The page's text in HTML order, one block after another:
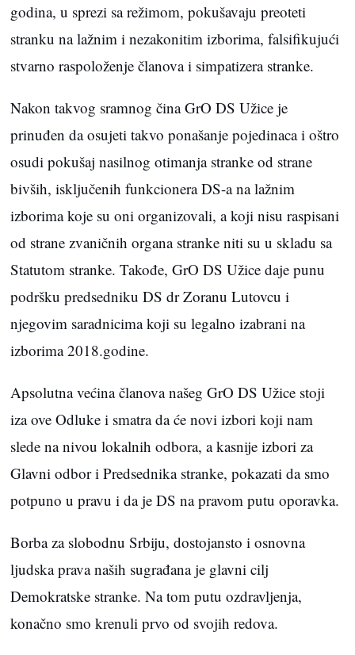
godina, u sprezi sa režimom, pokušavaju preoteti
stranku na lažnim i nezakonitim izborima, falsifikujući
stvarno raspoloženje članova i simpatizera stranke.
Nakon takvog sramnog čina GrO DS Užice je
prinuđen da osujeti takvo ponašanje pojedinaca i oštro
osudi pokušaj nasilnog otimanja stranke od strane
bivših, isključenih funkcionera DS-a na lažnim
izborima koje su oni organizovali, a koji nisu raspisani
od strane zvaničnih organa stranke niti su u skladu sa
Statutom stranke. Takođe, GrO DS Užice daje punu
podršku predsedniku DS dr Zoranu Lutovcu i
njegovim saradnicima koji su legalno izabrani na
izborima 2018.godine.
Apsolutna većina članova našeg GrO DS Užice stoji
iza ove Odluke i smatra da će novi izbori koji nam
slede na nivou lokalnih odbora, a kasnije izbori za
Glavni odbor i Predsednika stranke, pokazati da smo
potpuno u pravu i da je DS na pravom putu oporavka.
Borba za slobodnu Srbiju, dostojansto i osnovna
ljudska prava naših sugrađana je glavni cilj
Demokratske stranke. Na tom putu ozdravljenja,
konačno smo krenuli prvo od svojih redova.